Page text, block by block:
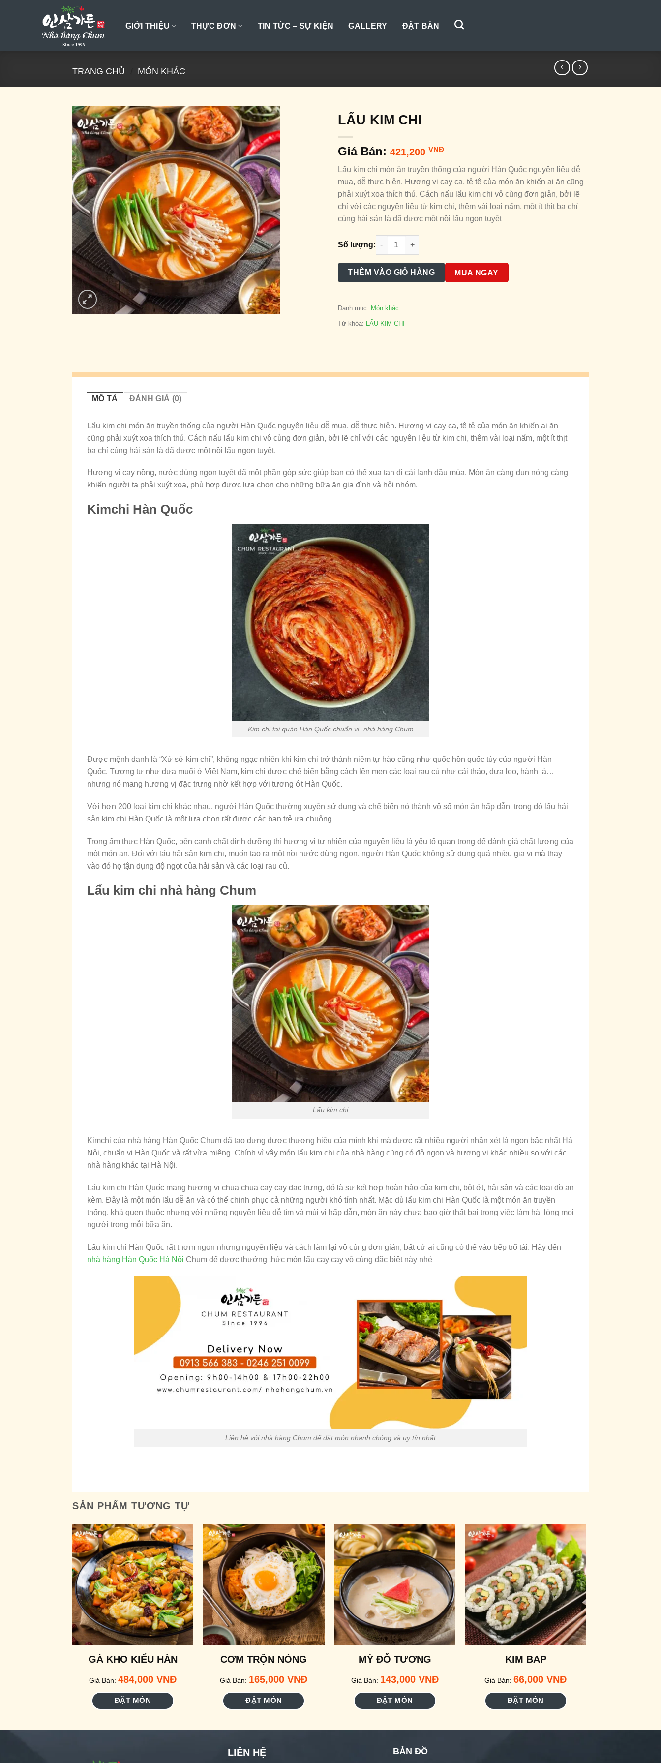
GIỚI THIỆU THỰC ĐƠN TIN TỨC – SỰ KIỆN GALLERY ĐẶT BÀN
TRANG CHỦ MÓN KHÁC
LẨU KIM CHI
Giá Bán: 421,200 VNĐ
Lẩu kim chi món ăn truyền thống của người Hàn Quốc nguyên liệu dễ
mua, dễ thực hiện. Hương vị cay ca, tê tê của món ăn khiến ai ăn cũng
phải xuýt xoa thích thú. Cách nấu lẩu kim chi vô cùng đơn giản, bởi lẽ
chỉ với các nguyên liệu từ kim chi, thêm vài loại nấm, một ít thịt ba chỉ
cùng hải sản là đã được một nồi lẩu ngon tuyệt
Số lượng:
LẨU KIM CHI số lượng
THÊM VÀO GIỎ HÀNG MUA NGAY
Danh mục: Món khác
Từ khóa: LẨU KIM CHI
MÔ TẢ ĐÁNH GIÁ (0)
Lẩu kim chi món ăn truyền thống của người Hàn Quốc nguyên liệu dễ mua, dễ thực hiện. Hương vị cay ca, tê tê của món ăn khiến ai ăn
cũng phải xuýt xoa thích thú. Cách nấu lẩu kim chi vô cùng đơn giản, bởi lẽ chỉ với các nguyên liệu từ kim chi, thêm vài loại nấm, một ít thịt
ba chỉ cùng hải sản là đã được một nồi lẩu ngon tuyệt.
Hương vị cay nồng, nước dùng ngon tuyệt đã một phần góp sức giúp bạn có thể xua tan đi cái lạnh đầu mùa. Món ăn càng đun nóng càng
khiến người ta phải xuýt xoa, phù hợp được lựa chọn cho những bữa ăn gia đình và hội nhóm.
Kimchi Hàn Quốc
Kim chi tại quán Hàn Quốc chuẩn vị- nhà hàng Chum
Được mệnh danh là “Xứ sở kim chi”, không ngạc nhiên khi kim chi trở thành niềm tự hào cũng như quốc hồn quốc túy của người Hàn
Quốc. Tương tự như dưa muối ở Việt Nam, kim chi được chế biến bằng cách lên men các loại rau củ như cải thảo, dưa leo, hành lá…
nhưng nó mang hương vị đặc trưng nhờ kết hợp với tương ớt Hàn Quốc.
Với hơn 200 loại kim chi khác nhau, người Hàn Quốc thường xuyên sử dụng và chế biến nó thành vô số món ăn hấp dẫn, trong đó lẩu hải
sản kim chi Hàn Quốc là một lựa chọn rất được các bạn trẻ ưa chuộng.
Trong ẩm thực Hàn Quốc, bên cạnh chất dinh dưỡng thì hương vị tự nhiên của nguyên liệu là yếu tố quan trọng để đánh giá chất lượng của
một món ăn. Đối với lẩu hải sản kim chi, muốn tạo ra một nồi nước dùng ngon, người Hàn Quốc không sử dụng quá nhiều gia vị mà thay
vào đó họ tận dụng độ ngọt của hải sản và các loại rau củ.
Lẩu kim chi nhà hàng Chum
Lẩu kim chi
Kimchi của nhà hàng Hàn Quốc Chum đã tạo dựng được thương hiệu của mình khi mà được rất nhiều người nhận xét là ngon bậc nhất Hà
Nội, chuẩn vị Hàn Quốc và rất vừa miệng. Chính vì vậy món lẩu kim chi của nhà hàng cũng có độ ngon và hương vị khác nhiều so với các
nhà hàng khác tại Hà Nội.
Lẩu kim chi Hàn Quốc mang hương vị chua chua cay cay đặc trưng, đó là sự kết hợp hoàn hảo của kim chi, bột ớt, hải sản và các loại đồ ăn
kèm. Đây là một món lẩu dễ ăn và có thể chinh phục cả những người khó tính nhất. Mặc dù lẩu kim chi Hàn Quốc là một món ăn truyền
thống, khá quen thuộc nhưng với những nguyên liệu dễ tìm và mùi vị hấp dẫn, món ăn này chưa bao giờ thất bại trong việc làm hài lòng mọi
người trong mỗi bữa ăn.
Lẩu kim chi Hàn Quốc rất thơm ngon nhưng nguyên liệu và cách làm lại vô cùng đơn giản, bất cứ ai cũng có thể vào bếp trổ tài. Hãy đến
nhà hàng Hàn Quốc Hà Nội Chum để được thưởng thức món lẩu cay cay vô cùng đặc biệt này nhé
Liên hệ với nhà hàng Chum để đặt món nhanh chóng và uy tín nhất
SẢN PHẨM TƯƠNG TỰ
GÀ KHO KIỂU HÀN
Giá Bán:484,000VNĐ
ĐẶT MÓN
CƠM TRỘN NÓNG
Giá Bán: 165,000VNĐ
ĐẶT MÓN
MỲ ĐỖ TƯƠNG
Giá Bán: 143,000 VNĐ
ĐẶT MÓN
KIM BAP
Giá Bán:66,000VNĐ
ĐẶT MÓN
LIÊN HỆ BẢN ĐỒ